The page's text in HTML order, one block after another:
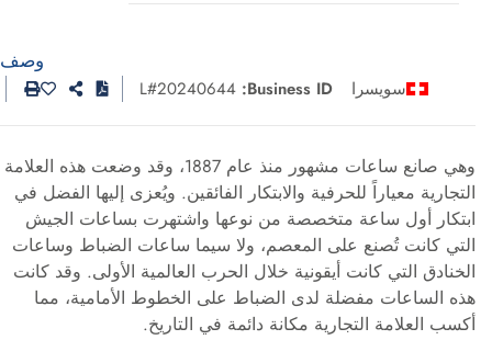
وصف
سويسرا Business ID:
وهي صانع ساعات مشهور منذ عام 1887، وقد وضعت هذه العلامة
التجارية معياراً للحرفية والابتكار الفائقين. ويُعزى إليها الفضل في
ابتكار أول ساعة متخصصة من نوعها واشتهرت بساعات الجيش
التي كانت تُصنع على المعصم، ولا سيما ساعات الضباط وساعات
الخنادق التي كانت أيقونية خلال الحرب العالمية الأولى. وقد كانت
هذه الساعات مفضلة لدى الضباط على الخطوط الأمامية، مما
أكسب العلامة التجارية مكانة دائمة في التاريخ.